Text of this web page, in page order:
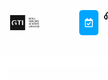
contenu